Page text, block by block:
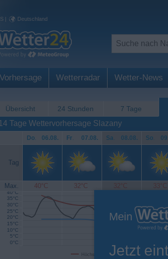
| Deutschland
Vorhersage Wetterradar Wetter-News
Übersicht 24 Stunden 7 Tage
14 Tage Wettervorhersage Slazany
Do. 06.08. Fr. 07.08. Sa. 08.08. So.
Tag
Max. 40°C 32°C 32°C 33°C
Höchsttemperatur Tiefsttemperatur
0°C
5°C
10°C
15°C
20°C
25°C
30°C
35°C
40°C
Mein
Jetzt